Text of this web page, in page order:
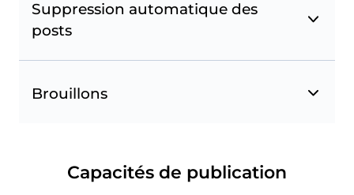
Taguez des lieux sur la carte lors de la création
sauvegardez vos géotags dans vos Favoris.
Suppression automatique des
posts
Brouillons
Capacités de publication